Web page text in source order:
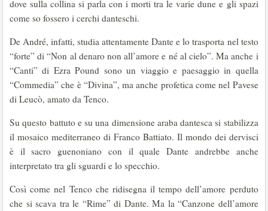
dove sulla collina si parla con i morti tra le varie dune e gli spazi
come so fossero i cerchi danteschi.
De André, infatti, studia attentamente Dante e lo trasporta nel testo
“forte” di “Non al denaro non all’amore e né al cielo”. Ma anche i
“Canti” di Ezra Pound sono un viaggio e paesaggio in quella
“Commedia” che è “Divina”, ma anche profetica come nel Pavese
di Leucò, amato da Tenco.
Su questo battuto e su una dimensione araba dantesca si stabilizza
il mosaico mediterraneo di Franco Battiato. Il mondo dei dervisci
è il sacro guenoniano con il quale Dante andrebbe anche
interpretato tra gli sguardi e lo specchio.
Così come nel Tenco che ridisegna il tempo dell’amore perduto
che si scava tra le “Rime” di Dante. Ma la “Canzone dell’amore